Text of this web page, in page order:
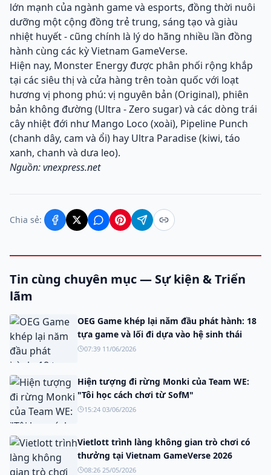
lớn mạnh của ngành game và esports, đồng thời nuôi
dưỡng một cộng đồng trẻ trung, sáng tạo và giàu
nhiệt huyết - cũng chính là lý do hãng nhiều lần đồng
hành cùng các kỳ Vietnam GameVerse.
Hiện nay, Monster Energy được phân phối rộng khắp
tại các siêu thị và cửa hàng trên toàn quốc với loạt
hương vị phong phú: vị nguyên bản (Original), phiên
bản không đường (Ultra - Zero sugar) và các dòng trái
cây nhiệt đới như Mango Loco (xoài), Pipeline Punch
(chanh dây, cam và ổi) hay Ultra Paradise (kiwi, táo
xanh, chanh và dưa leo).
Nguồn: vnexpress.net
Chia sẻ:
Tin cùng chuyên mục — Sự kiện & Triển
lãm
OEG Game khép lại năm đầu phát hành: 18
tựa game và lối đi dựa vào hệ sinh thái
07:39 11/06/2026
Hiện tượng đi rừng Monki của Team WE:
"Tôi học cách chơi từ SofM"
15:24 03/06/2026
Vietlott trình làng không gian trò chơi có
thưởng tại Vietnam GameVerse 2026
08:26 25/05/2026